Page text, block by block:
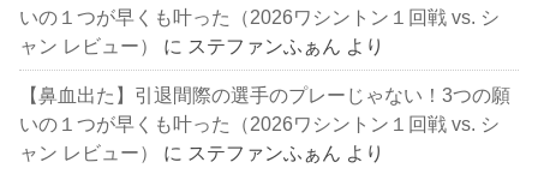
いの１つが早くも叶った（2026ワシントン１回戦 vs. シ
ャン レビュー）
に ステファンふぁん より
【鼻血出た】引退間際の選手のプレーじゃない！3つの願
いの１つが早くも叶った（2026ワシントン１回戦 vs. シ
ャン レビュー）
に ステファンふぁん より